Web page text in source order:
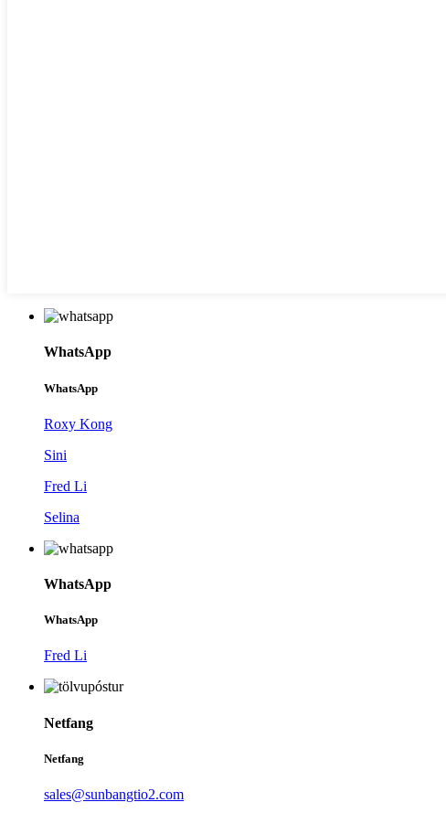
WhatsApp
WhatsApp
Roxy Kong
Sini
Fred Li
Selina
WhatsApp
WhatsApp
Fred Li
Netfang
Netfang
sales@sunbangtio2.com